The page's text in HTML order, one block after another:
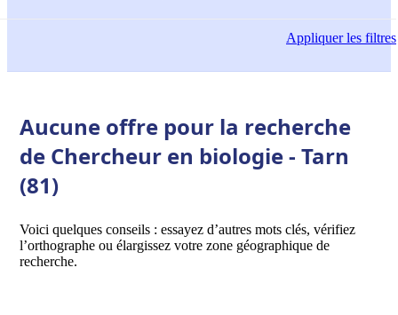
Appliquerles filtres
Aucune offre pour la recherche
de Chercheur en biologie - Tarn
(81)
Voici quelques conseils : essayez d’autres mots clés, vérifiez
l’orthographe ou élargissez votre zone géographique de
recherche.